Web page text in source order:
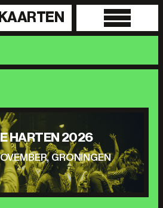
KAARTEN
HARTEN 2026
GRONINGEN